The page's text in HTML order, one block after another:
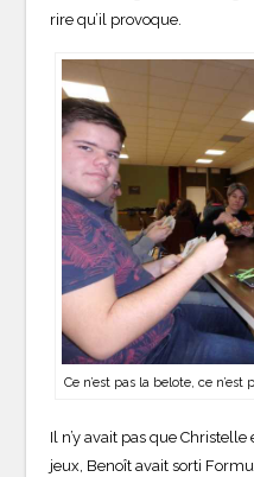
rire qu’il provoque.
Ce n’est pas la belote, ce
Il n’y avait pas que
jeux, Benoît avait sorti